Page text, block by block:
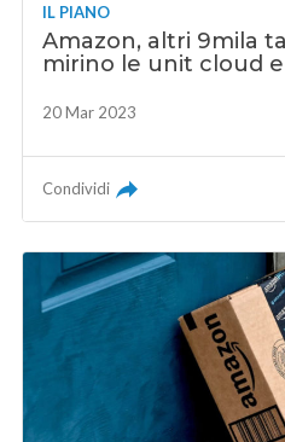
IL PIANO
Amazon, altri 9mila
mirino le unit cloud e
20 Mar 2023
Condividi